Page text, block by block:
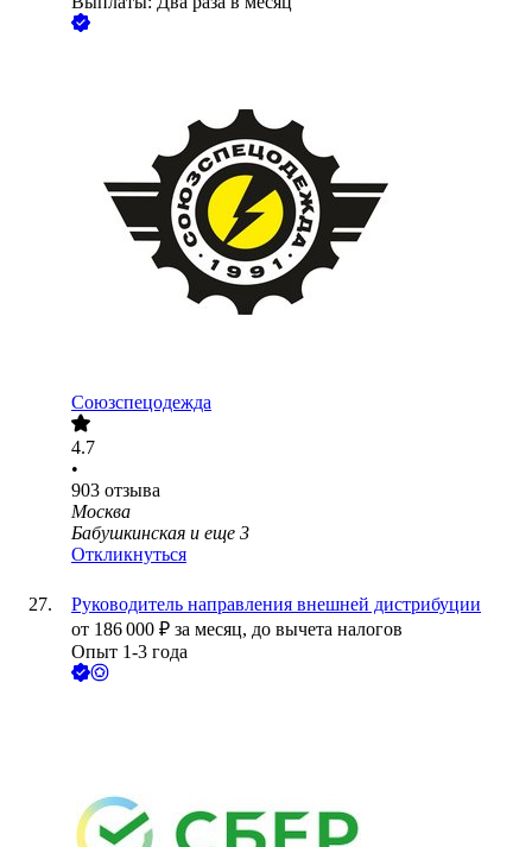
Союзспецодежда
4.7
•
903 отзыва
Москва
Бабушкинская и еще 3
Откликнуться
Руководитель направления внешней дистрибуции
от 186 000 ₽ за месяц, до вычета налогов
Опыт 1-3 года